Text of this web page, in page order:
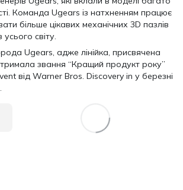
Команда Ugears із натхненням працює
більше цікавих механічних 3D пазлів
світу.
Ugears, адже лінійка, присвячена
звання “Кращий продукт року”
від Warner Bros. Discovery in у березні